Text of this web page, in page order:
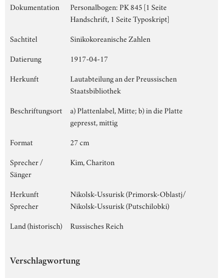
Dokumentation
Personalbogen: PK 845 [1 Seite
Handschrift, 1 Seite Typoskript]
Sachtitel
Sinikokoreanische Zahlen
Datierung
1917-04-17
Herkunft
Lautabteilung an der Preussischen
Staatsbibliothek
Beschriftungsort
a) Plattenlabel, Mitte; b) in die Platte
gepresst, mittig
Format
27 cm
Sprecher /
Sänger
Kim, Chariton
Herkunft
Sprecher
Nikolsk-Ussurisk (Primorsk-Oblastj/
Nikolsk-Ussurisk (Putschilobki)
Land (historisch)
Russisches Reich
Verschlagwortung